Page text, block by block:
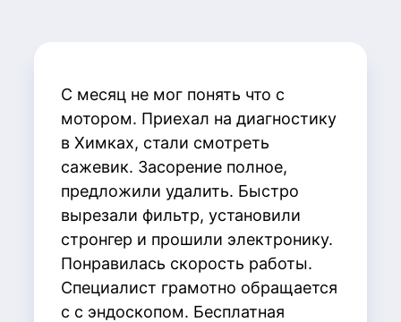
С месяц не мог понять что с
мотором. Приехал на диагностику
в Химках, стали смотреть
сажевик. Засорение полное,
предложили удалить. Быстро
вырезали фильтр, установили
стронгер и прошили электронику.
Понравилась скорость работы.
Специалист грамотно обращается
с с эндоскопом. Бесплатная